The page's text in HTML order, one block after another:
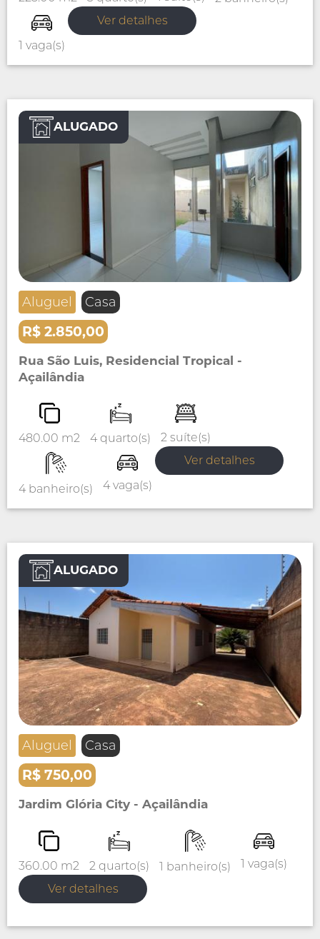
1 vaga(s)
Ver detalhes
ALUGADO
Aluguel Casa
R$ 2.850,00
Rua São Luis, Residencial Tropical -
Açailândia
480.00 m2 4 quarto(s) 2 suíte(s)
4 banheiro(s) 4 vaga(s)
Ver detalhes
ALUGADO
Aluguel Casa
R$ 750,00
Jardim Glória City - Açailândia
360.00 m2 2 quarto(s) 1 banheiro(s)
1 vaga(s)
Ver detalhes